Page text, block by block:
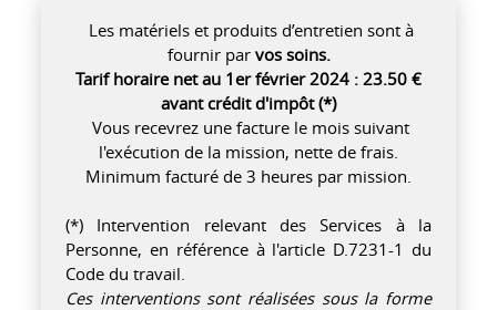
Les matériels et produits d’entretien sont à
fournir par vos soins.
Tarif horaire net au 1er février 2024 : 23.50 €
avant crédit d'impôt (*)
Vous recevrez une facture le mois suivant
l'exécution de la mission, nette de frais.
Minimum facturé de 3 heures par mission.
(*) Intervention relevant des Services à la
Personne, en référence à l'article D.7231-1 du
Code du travail.
Ces interventions sont réalisées sous la forme